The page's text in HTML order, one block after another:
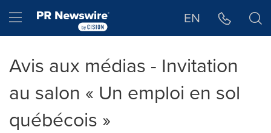
Hamburger menu EN
Avis aux médias - Invitation
au salon « Un emploi en sol
québécois »